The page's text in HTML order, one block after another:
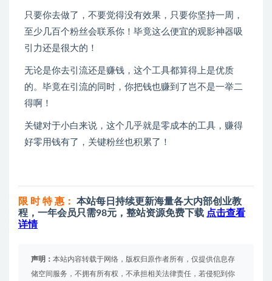
只要你去做了，不要觉得没有效果，只要你坚持一周，
至少几百个粉丝会联系你！毕竟这么便宜的观影神器吸
引力还是很大的！
无论是你去引流还是赚钱，这个工具都算得上是优质
的。毕竟在引流的同时，你把钱也赚到了岂不是一举二
得啊！
关键对于小白来说，这个几乎就是零成本的工具，赚得
好零用钱有了，关键粉丝也积累了！
限 时 特 惠：
本站每日持续更新海量各大内部创业教
程，一年会员只需98元，整站资源免费下载 点击查看
详情
声明： 本站内容转载于网络，版权归原作者所有，仅提供信息存
储空间服务，不拥有所有权，不承担相关法律责任，若侵犯到你